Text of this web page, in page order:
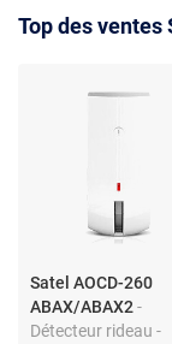
Top des ventes
Satel AOCD-260
ABAX/ABAX2-
Détecteur rideau -